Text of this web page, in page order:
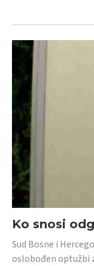
Ko snosi
Sud Bosne i
oslobođen optužbi